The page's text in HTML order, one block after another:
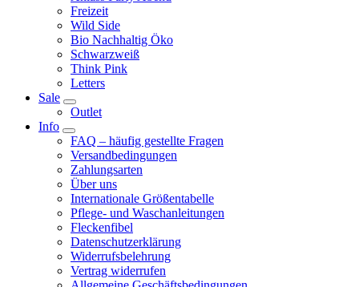
Freizeit
Wild Side
Bio Nachhaltig Öko
Schwarzweiß
Think Pink
Letters
Sale
Outlet
Info
FAQ – häufig gestellte Fragen
Versandbedingungen
Zahlungsarten
Über uns
Internationale Größentabelle
Pflege- und Waschanleitungen
Fleckenfibel
Datenschutzerklärung
Widerrufsbelehrung
Vertrag widerrufen